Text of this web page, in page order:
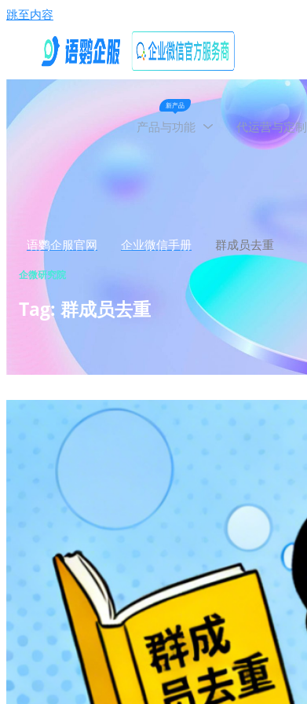
跳至内容
新产品
产品与功能 代运营与定制
语鹦企服官网 企业微信手册 群成员去重
企微研究院
Tag: 群成员去重